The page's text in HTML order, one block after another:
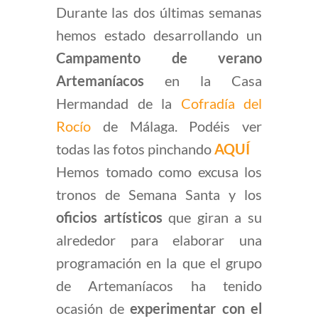
Durante las dos últimas semanas
hemos estado desarrollando un
Campamento de verano
Artemaníacos en la Casa
Hermandad de la Cofradía del
Rocío de Málaga. Podéis ver
todas las fotos pinchando AQUÍ
Hemos tomado como excusa los
tronos de Semana Santa y los
oficios artísticos que giran a su
alrededor para elaborar una
programación en la que el grupo
de Artemaníacos ha tenido
ocasión de experimentar con el